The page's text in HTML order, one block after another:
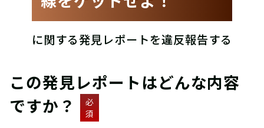
に関する発見レポートを違反報告する
この発見レポートはどんな内容
ですか？
必
須